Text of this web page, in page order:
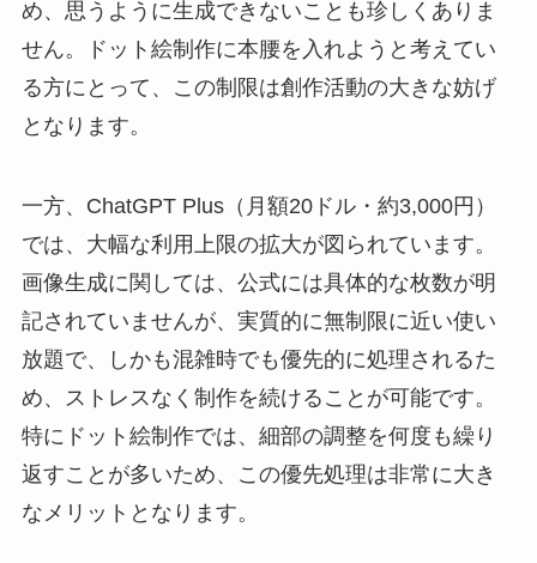
め、思うように生成できないことも珍しくありま
せん。ドット絵制作に本腰を入れようと考えてい
る方にとって、この制限は創作活動の大きな妨げ
となります。
一方、ChatGPT Plus（月額20ドル・約3,000円）
では、大幅な利用上限の拡大が図られています。
画像生成に関しては、公式には具体的な枚数が明
記されていませんが、実質的に無制限に近い使い
放題で、しかも混雑時でも優先的に処理されるた
め、ストレスなく制作を続けることが可能です。
特にドット絵制作では、細部の調整を何度も繰り
返すことが多いため、この優先処理は非常に大き
なメリットとなります。